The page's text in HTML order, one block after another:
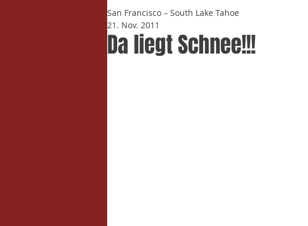
Da liegt Schnee!!!
San Francisco – South Lake Tahoe
21. Nov. 2011